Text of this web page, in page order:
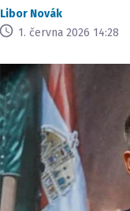
Libor Novák
1. června 2026 14:28